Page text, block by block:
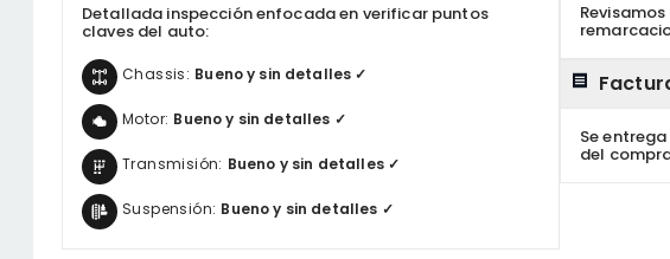
Detallada inspección enfocada en verificar puntos
claves del auto:
Chassis: Bueno y sin detalles ✓
Motor: Bueno y sin detalles ✓
Transmisión: Bueno y sin detalles ✓
Suspensión: Bueno y sin detalles ✓
Se
del